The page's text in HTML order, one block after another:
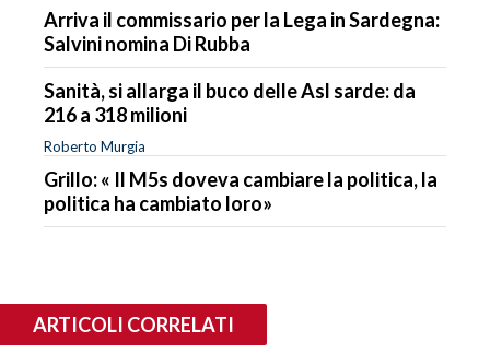
Arriva il commissario per la Lega in Sardegna:
Salvini nomina Di Rubba
Sanità, si allarga il buco delle Asl sarde: da
216 a 318 milioni
Roberto Murgia
Grillo: « Il M5s doveva cambiare la politica, la
politica ha cambiato loro»
ARTICOLI CORRELATI